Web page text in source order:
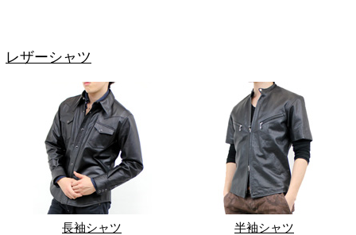
レザーシャツ
長袖シャツ 半袖シャツ